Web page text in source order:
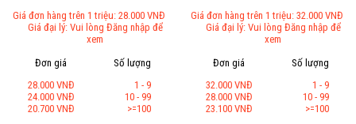
Giá đơn hàng trên 1 triệu: 28.000 VNĐ
Giá đại lý: Vui lòng Đăng nhập để
xem
Đơn giá
28.000 VNĐ
24.000 VNĐ
20.700 VNĐ
Số lượng
1 - 9
10 - 99
>=100
Giá đơn hàng trên 1 triệu: 32.000 VNĐ
Giá đại lý: Vui lòng Đăng nhập để
xem
Đơn giá
32.000 VNĐ
28.000 VNĐ
23.100 VNĐ
Số lượng
1 - 9
10 - 99
>=100